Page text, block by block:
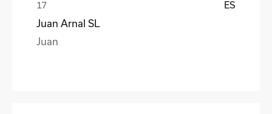
ES
Juan Arnal SL
Juan